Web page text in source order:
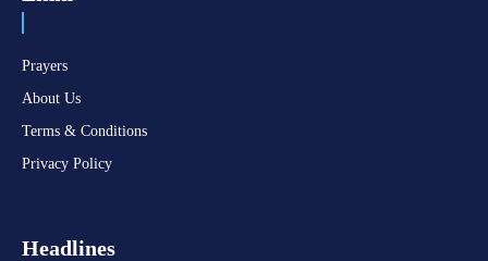
Prayers
About Us
Terms & Conditions
Privacy Policy
Headlines